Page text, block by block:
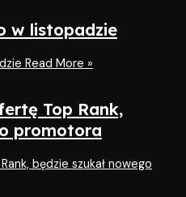
w listopadzie
Read More »
Top Rank,
promotora
będzie szukał nowego